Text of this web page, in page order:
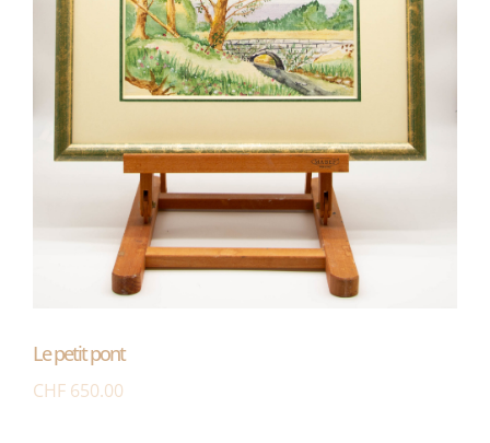
Le petit pont
CHF 650.00